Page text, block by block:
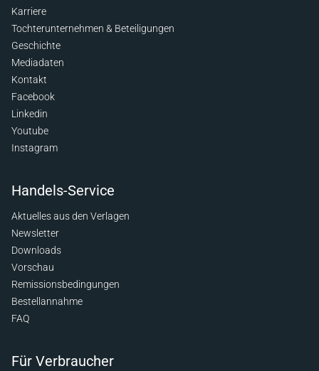
Karriere
Tochterunternehmen & Beteiligungen
Geschichte
Mediadaten
Kontakt
Facebook
Linkedin
Youtube
Instagram
Handels-Service
Aktuelles aus den Verlagen
Newsletter
Downloads
Vorschau
Remissionsbedingungen
Bestellannahme
FAQ
Für Verbraucher